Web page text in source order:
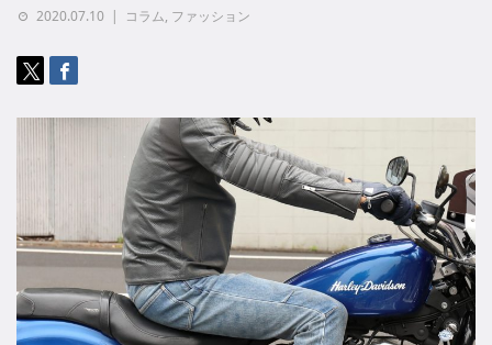
2020.07.10 コラム, ファッション